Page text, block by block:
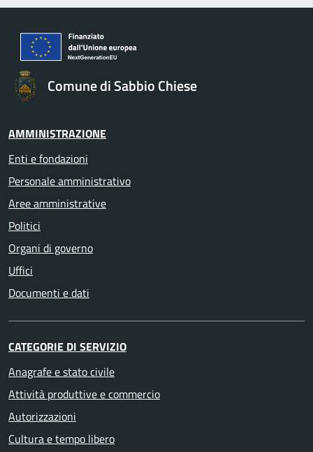
Comune di Sabbio Chiese
AMMINISTRAZIONE
Enti e fondazioni
Personale amministrativo
Aree amministrative
Politici
Organi di governo
Uffici
Documenti e dati
CATEGORIE DI SERVIZIO
Anagrafe e stato civile
Attività produttive e commercio
Autorizzazioni
Cultura e tempo libero